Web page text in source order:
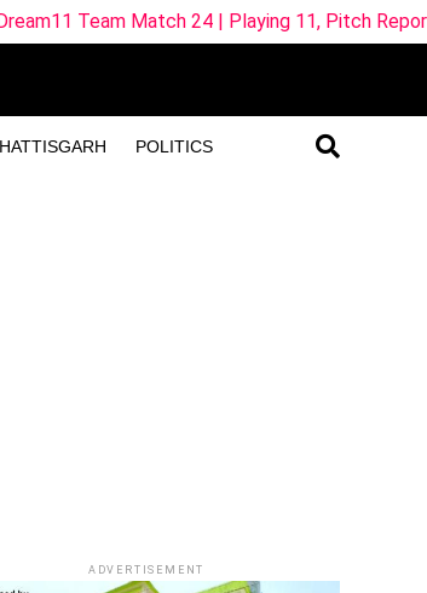
POLITICS
24 | Playing 11, Pitch Report & Fantasy Tips
ADVERTISEMENT